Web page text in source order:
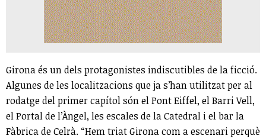
Girona és un dels protagonistes indiscutibles de la ficció.
Algunes de les localitzacions que ja s’han utilitzat per al
rodatge del primer capítol són el Pont Eiffel, el Barri Vell,
el Portal de l’Àngel, les escales de la Catedral i el bar la
Fàbrica de Celrà. “Hem triat Girona com a escenari perquè